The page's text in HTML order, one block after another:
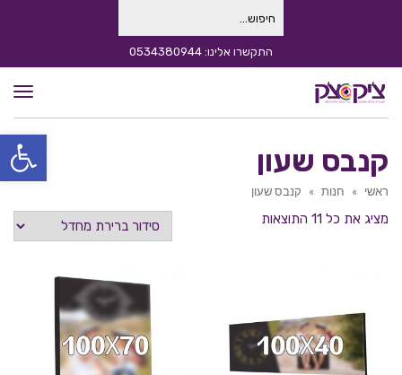
פתח
עבור: התקשרו אלינו: 0534380944
קנבס שעון
ראשי » חנות » קנבס שעון
מציג את כל 11 התוצאות